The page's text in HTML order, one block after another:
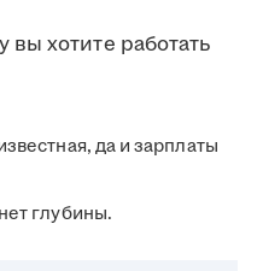
вы хотите работать
да и зарплаты
нет глубины.